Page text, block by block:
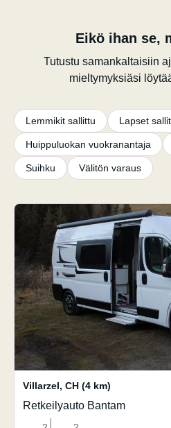
Eikö ihan se,
Tutustu samankaltaisiin
mieltymyksiäsi
Lemmikit sallittu Lapset
Huippuluokan vuokranantaja
Suihku Välitön varaus
Villarzel, CH (4 km)
Retkeilyauto Bantam